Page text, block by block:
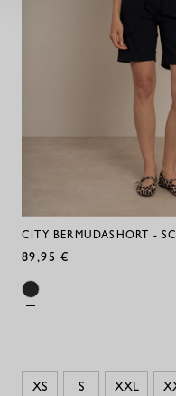
CITY BERMUDASHORT -
89,95 €
XS S XXL